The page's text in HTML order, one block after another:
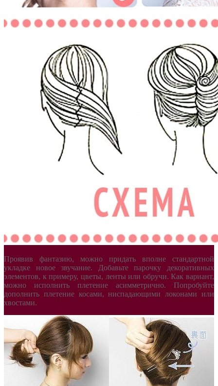
Проявив фантазию, можно придать вполне стандартной
укладке новое звучание. Добавьте парочку декоративных
элементов, к примеру, цветы, ленты или обручи. Как вариант,
можно исполнить плетение асимметрично. Попробуйте
дополнить плетение косами, ниспадающими локонами или
хвостами.